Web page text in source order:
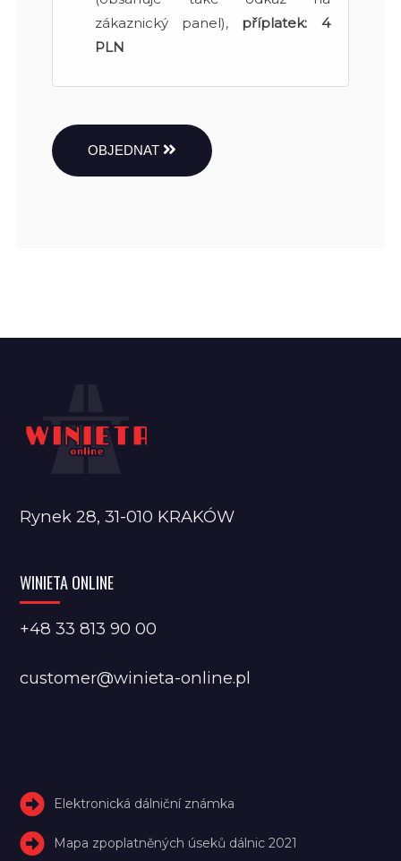
zákaznický panel), příplatek: 4
PLN
OBJEDNAT
Rynek 28, 31-010 KRAKÓW
WINIETA ONLINE
+48 33 813 90 00
customer@winieta-online.pl
Elektronická dálniční známka
Mapa zpoplatněných úseků dálnic 2021